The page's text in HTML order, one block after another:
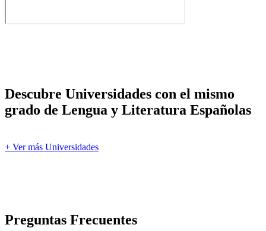
Descubre Universidades con el mismo
grado de Lengua y Literatura Españolas
+ Ver más Universidades
Preguntas Frecuentes